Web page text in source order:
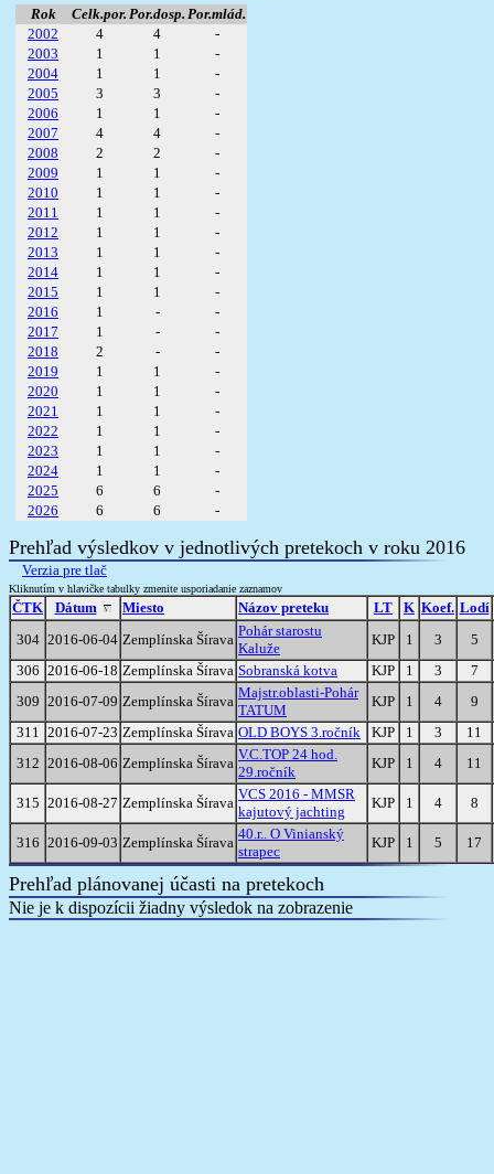
Rok Celk.por. Por.dosp. Por.mlád.
2002
4 4
-
2003
1 1
-
2004
1 1
-
2005
3 3
-
2006
1 1
-
2007
4 4
-
2008
2 2
-
2009
1 1
-
2010
1 1
-
2011
1 1
-
2012
1 1
-
2013
1 1
-
2014
1 1
-
2015
1 1
-
2016
1 -
-
2017
1 -
-
2018
2 -
-
2019
1 1
-
2020
1 1
-
2021
1 1
-
2022
1 1
-
2023
1 1
-
2024
1 1
-
2025
6 6
-
2026
6 6 -
Prehľad výsledkov v jednotlivých pretekoch v roku 2016
Verzia pre tlač
Kliknutím v hlavičke tabulky zmenite usporiadanie zaznamov
ČTK Dátum Miesto Názov preteku LT K Koef. Lodí
304 2016-06-04 Zemplínska Šírava
Pohár starostu
Kaluže
KJP 1 3
5
306 2016-06-18 Zemplínska Šírava Sobranská kotva KJP 1 3
7
309 2016-07-09 Zemplínska Šírava
Majstr.oblasti-Pohár
TATUM
KJP 1 4
9
311 2016-07-23 Zemplínska Šírava OLD BOYS 3.ročník KJP 1 3
11
312 2016-08-06 Zemplínska Šírava
V.C.TOP 24 hod.
29.ročník
KJP 1 4 11
315 2016-08-27 Zemplínska Šírava
VCS 2016 - MMSR
kajutový jachting
KJP 1 4 8
316 2016-09-03 Zemplínska Šírava
40.r.. O Vinianský
strapec
KJP 1 5 17
Prehľad plánovanej účasti na pretekoch
Nie je k dispozícii žiadny výsledok na zobrazenie